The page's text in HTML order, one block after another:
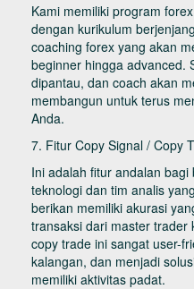
Kami memiliki program
dengan kurikulum
coaching forex yang akan
beginner hingga advanced.
dipantau, dan coach akan
membangun untuk terus
Anda.
7. Fitur Copy Signal / Copy
Ini adalah fitur andalan
teknologi dan tim analis
berikan memiliki akurasi
transaksi dari master
copy trade ini sangat user-
kalangan, dan menjadi
memiliki aktivitas padat.